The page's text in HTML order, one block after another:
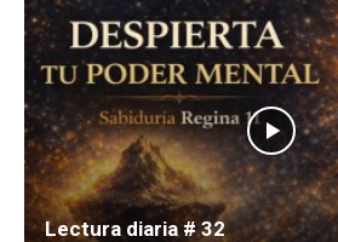
Lectura diaria # 32